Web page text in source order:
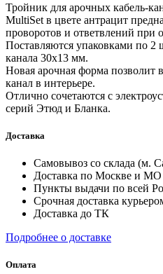
Тройник для арочных кабель-
MultiSet в цвете антрацит
проворотов и ответвлений при
Поставляются упаковками по 2
канала 30х13 мм.
Новая арочная форма позволит
канал в интерьере.
Отлично сочетаются с
серий Этюд и Бланка.
Доставка
Самовывоз со склада (м.
Доставка по Москве и МО
Пункты выдачи по всей
Срочная доставка
Доставка до ТК
Подробнее о доставке
Оплата